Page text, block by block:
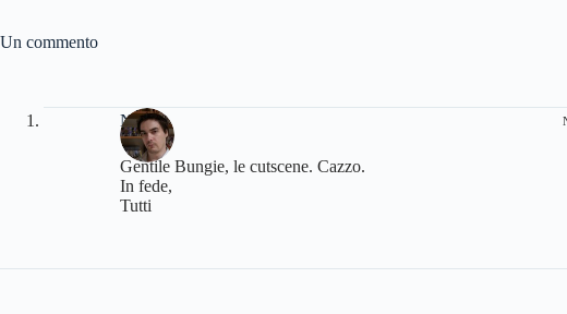
Un commento
Naares
Gentile Bungie, le cutscene. Cazzo.
In fede,
Tutti